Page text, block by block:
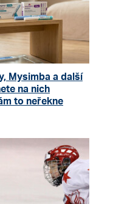
Mysimba a další
na nich
to neřekne